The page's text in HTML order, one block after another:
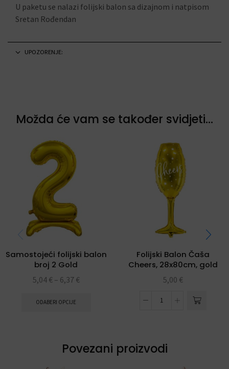
U paketu se nalazi folijski balon sa dizajnom i natpisom
Sretan Rođendan
UPOZORENJE:
Možda će vam se također svidjeti...
Samostojeći folijski balon
broj 2 Gold
5,04 € – 6,37 €
ODABERI OPCIJE
Folijski Balon Čaša
Cheers, 28x80cm, gold
5,00 €
Povezani proizvodi